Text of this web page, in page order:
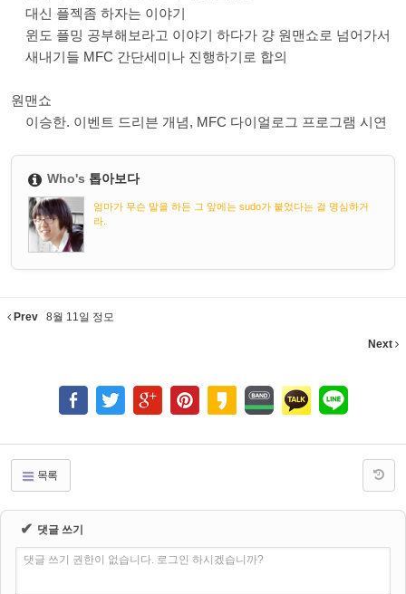
대신 플젝좀 하자는 이야기
윈도 플밍 공부해보라고 이야기 하다가 걍 원맨쇼로 넘어가서
새내기들 MFC 간단세미나 진행하기로 합의
원맨쇼
이승한. 이벤트 드리븐 개념, MFC 다이얼로그 프로그램 시연
Who's 톱아보다
엄마가 무슨 말을 하든 그 앞에는 sudo가 붙었다는 걸 명심하거
라.
Prev 8월 11일 정모
Next
목록
✔ 댓글 쓰기
댓글 쓰기 권한이 없습니다. 로그인 하시겠습니까?